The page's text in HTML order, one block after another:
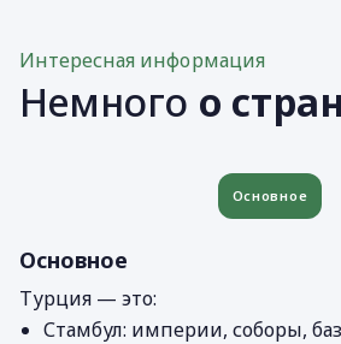
Интересная информация
Немного о
Основное
Основное
Турция — это:
Стамбул: империи, соборы,